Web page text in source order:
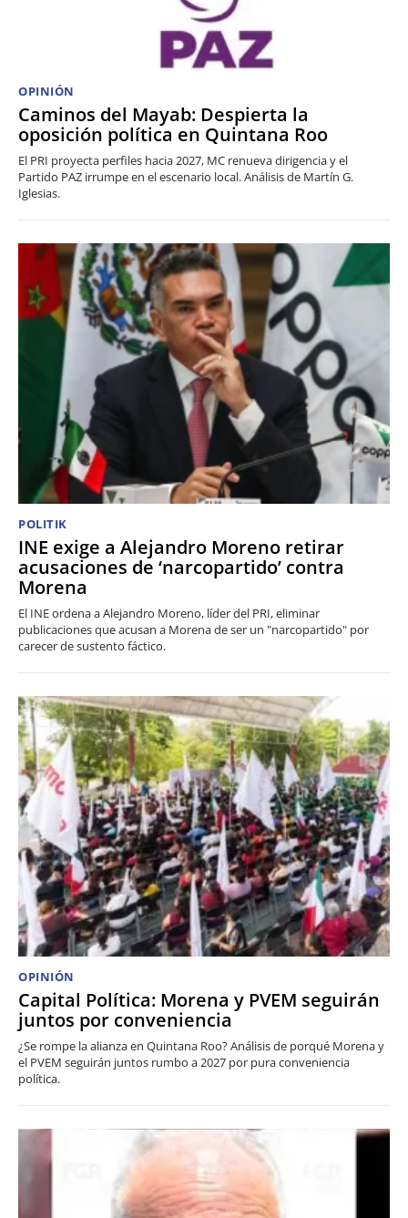
OPINIÓN
Caminos del Mayab: Despierta la
oposición política en Quintana Roo
El PRI proyecta perfiles hacia 2027, MC renueva dirigencia y el
Partido PAZ irrumpe en el escenario local. Análisis de Martín G.
Iglesias.
POLITIK
INE exige a Alejandro Moreno retirar
acusaciones de ‘narcopartido’ contra
Morena
El INE ordena a Alejandro Moreno, líder del PRI, eliminar
publicaciones que acusan a Morena de ser un "narcopartido" por
carecer de sustento fáctico.
OPINIÓN
Capital Política: Morena y PVEM seguirán
juntos por conveniencia
¿Se rompe la alianza en Quintana Roo? Análisis de porqué Morena y
el PVEM seguirán juntos rumbo a 2027 por pura conveniencia
política.